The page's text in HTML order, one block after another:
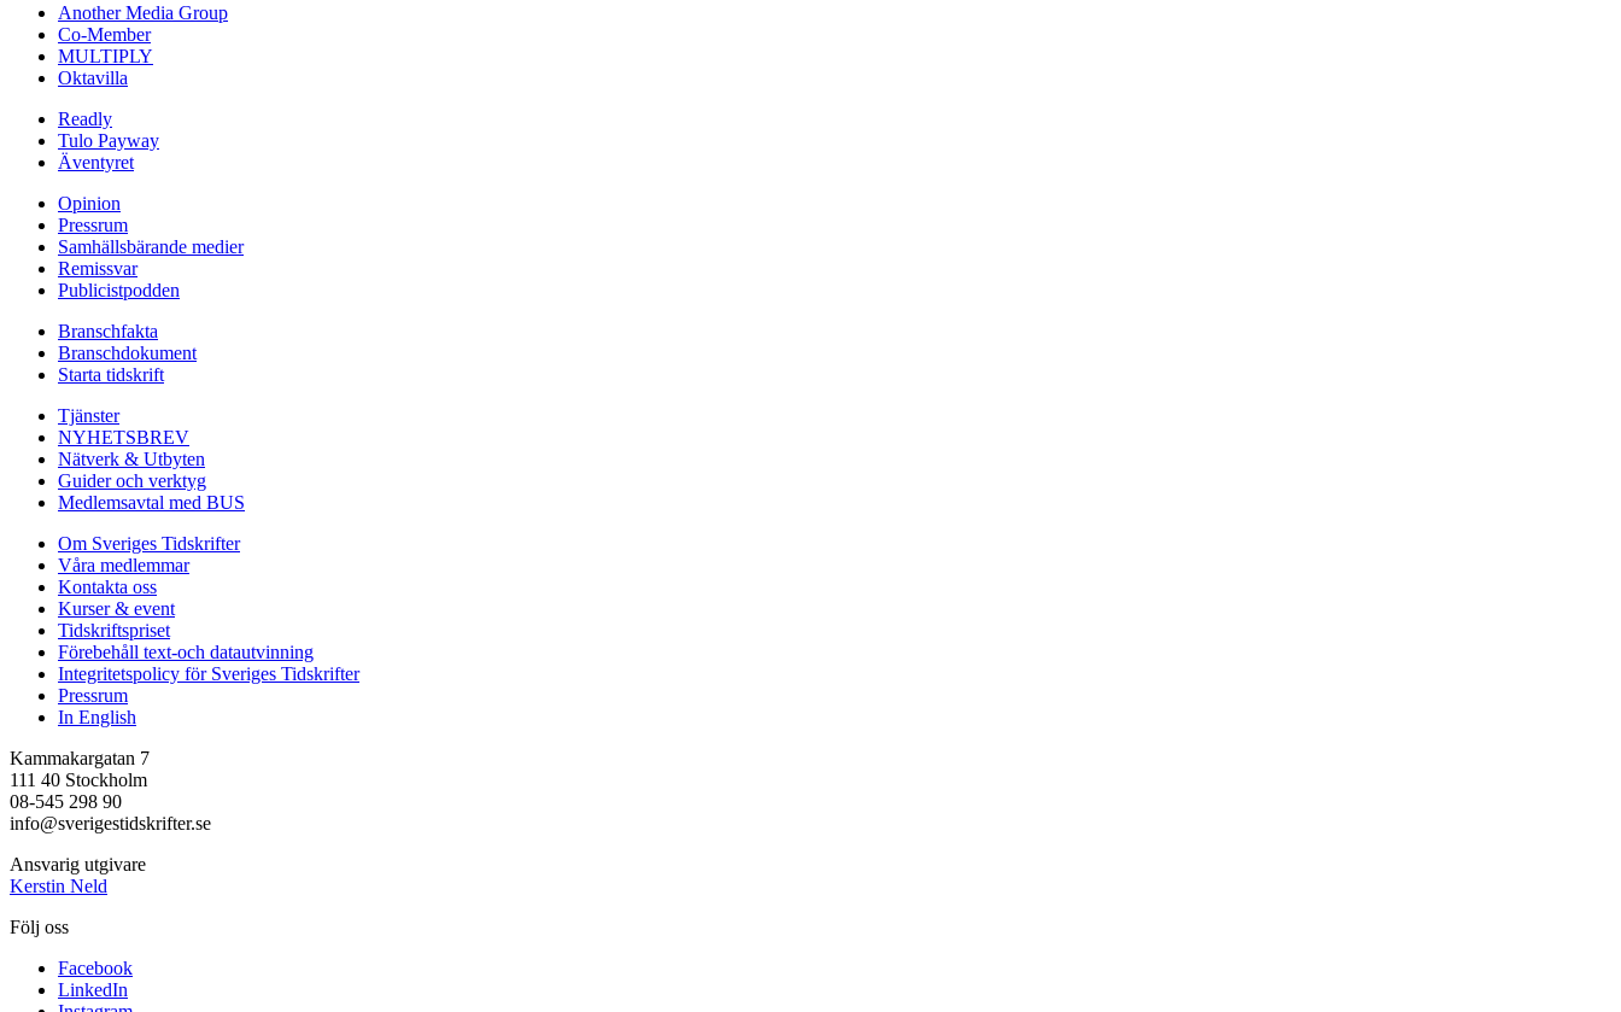
Another Media Group
Co-Member
MULTIPLY
Oktavilla
Readly
Tulo Payway
Äventyret
Opinion
Pressrum
Samhällsbärande medier
Remissvar
Publicistpodden
Branschfakta
Branschdokument
Starta tidskrift
Tjänster
NYHETSBREV
Nätverk & Utbyten
Guider och verktyg
Medlemsavtal med BUS
Om Sveriges Tidskrifter
Våra medlemmar
Kontakta oss
Kurser & event
Tidskriftspriset
Förebehåll text-och datautvinning
Integritetspolicy för Sveriges Tidskrifter
Pressrum
In English
Kammakargatan 7
111 40 Stockholm
08-545 298 90
info@sverigestidskrifter.se
Ansvarig utgivare
Kerstin Neld
Följ oss
Facebook
LinkedIn